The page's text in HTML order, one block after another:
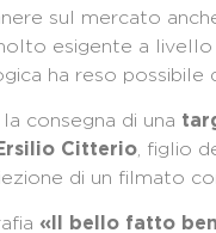
sul mercato
esigente a
ha reso possibile
consegna di una
Citterio, figlio
di un filmato
«Il bello fatto